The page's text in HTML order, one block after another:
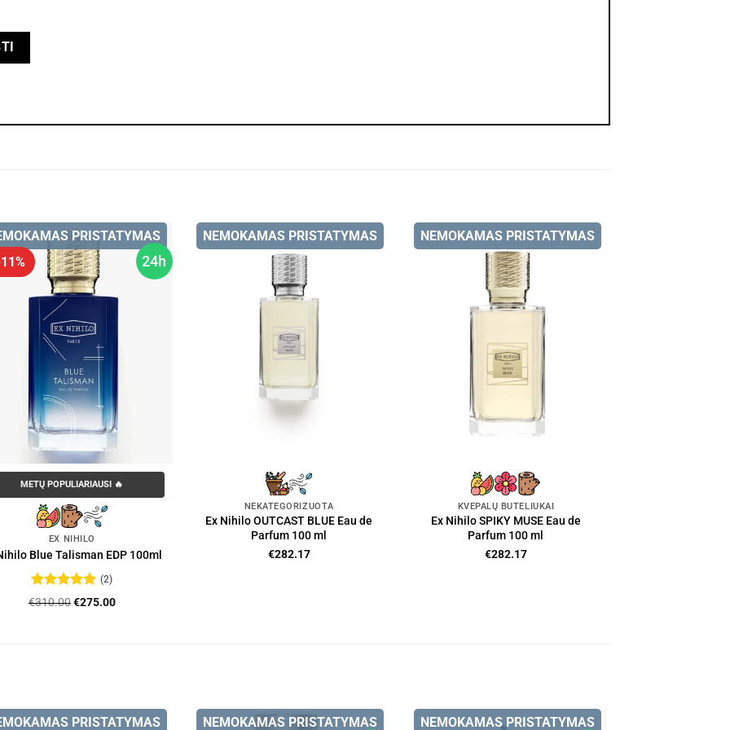
24h
PRISTATYMAS
METŲ POPULIARIAUSI 🔥
EX NIHILO
Blue Talisman EDP 100ml
Įvertinimas:
(2)
€310.00Original
€275.00Current
NEMOKAMAS PRISTATYMAS
NEKATEGORIZUOTA
Ex Nihilo OUTCAST BLUE Eau de
Parfum 100 ml
€282.17
NEMOKAMAS PRISTATYMAS
KVEPALŲ BUTELIUKAI
Ex Nihilo SPIKY MUSE Eau de
Parfum 100 ml
€282.17
PRISTATYMAS NEMOKAMAS PRISTATYMAS NEMOKAMAS PRISTATYMAS